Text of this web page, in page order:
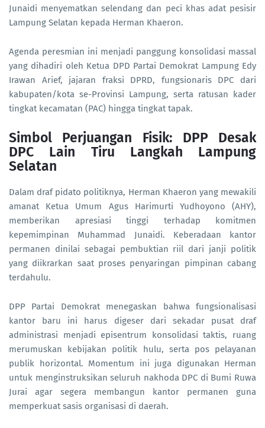
Junaidi menyematkan selendang dan peci khas adat pesisir
Lampung Selatan kepada Herman Khaeron.
Agenda peresmian ini menjadi panggung konsolidasi massal
yang dihadiri oleh Ketua DPD Partai Demokrat Lampung Edy
Irawan Arief, jajaran fraksi DPRD, fungsionaris DPC dari
kabupaten/kota se-Provinsi Lampung, serta ratusan kader
tingkat kecamatan (PAC) hingga tingkat tapak.
Simbol Perjuangan Fisik: DPP Desak
DPC Lain Tiru Langkah Lampung
Selatan
Dalam draf pidato politiknya, Herman Khaeron yang mewakili
amanat Ketua Umum Agus Harimurti Yudhoyono (AHY),
memberikan apresiasi tinggi terhadap komitmen
kepemimpinan Muhammad Junaidi. Keberadaan kantor
permanen dinilai sebagai pembuktian riil dari janji politik
yang diikrarkan saat proses penyaringan pimpinan cabang
terdahulu.
DPP Partai Demokrat menegaskan bahwa fungsionalisasi
kantor baru ini harus digeser dari sekadar pusat draf
administrasi menjadi episentrum konsolidasi taktis, ruang
merumuskan kebijakan politik hulu, serta pos pelayanan
publik horizontal. Momentum ini juga digunakan Herman
untuk menginstruksikan seluruh nakhoda DPC di Bumi Ruwa
Jurai agar segera membangun kantor permanen guna
memperkuat sasis organisasi di daerah.